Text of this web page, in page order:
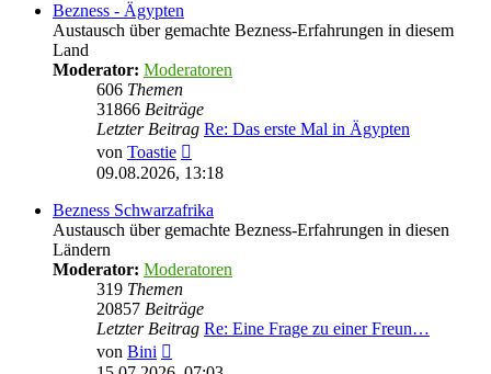
Bezness - Ägypten
Austausch über gemachte Bezness-Erfahrungen in diesem
Land
Moderator: Moderatoren
606 Themen
31866 Beiträge
Letzter Beitrag Re: Das erste Mal in Ägypten
von Toastie
Beitrag
09.08.2026, 13:18
Bezness Schwarzafrika
Austausch über gemachte Bezness-Erfahrungen in diesen
Ländern
Moderator: Moderatoren
319 Themen
20857 Beiträge
Letzter Beitrag Re: Eine Frage zu einer Freun…
von Bini
Beitrag